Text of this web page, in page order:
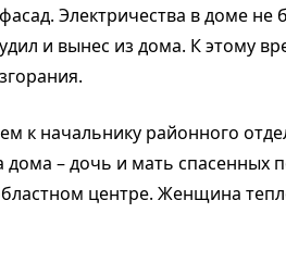
Электричества в доме
и вынес из дома. К этому
к начальнику районного
– дочь и мать спасенных
центре. Женщина